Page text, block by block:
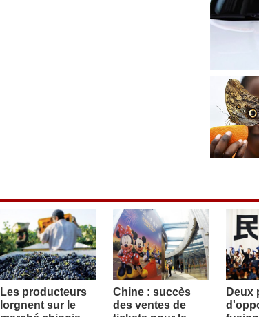
Les producteurs
lorgnent sur le
Chine : succès
des ventes de
Deux